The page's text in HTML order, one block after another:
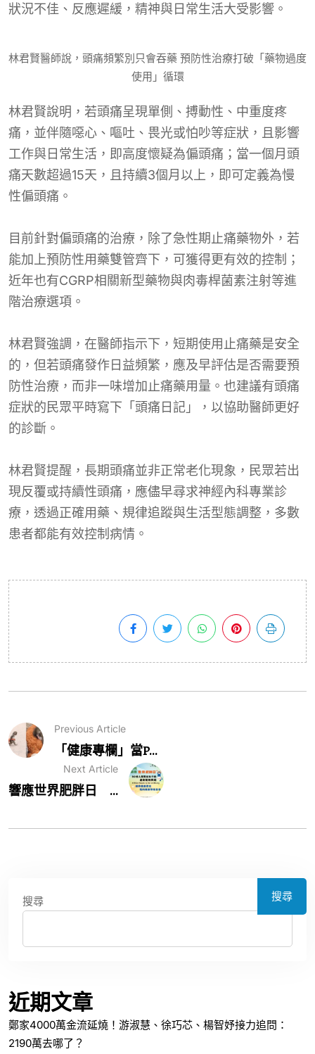
狀況不佳、反應遲緩，精神與日常生活大受影響。
林君賢醫師說，頭痛頻繁別只會吞藥 預防性治療打破「藥物過度
使用」循環
林君賢說明，若頭痛呈現單側、搏動性、中重度疼
痛，並伴隨噁心、嘔吐、畏光或怕吵等症狀，且影響
工作與日常生活，即高度懷疑為偏頭痛；當一個月頭
痛天數超過15天，且持續3個月以上，即可定義為慢
性偏頭痛。
目前針對偏頭痛的治療，除了急性期止痛藥物外，若
能加上預防性用藥雙管齊下，可獲得更有效的控制；
近年也有CGRP相關新型藥物與肉毒桿菌素注射等進
階治療選項。
林君賢強調，在醫師指示下，短期使用止痛藥是安全
的，但若頭痛發作日益頻繁，應及早評估是否需要預
防性治療，而非一味增加止痛藥用量。也建議有頭痛
症狀的民眾平時寫下「頭痛日記」，以協助醫師更好
的診斷。
林君賢提醒，長期頭痛並非正常老化現象，民眾若出
現反覆或持續性頭痛，應儘早尋求神經內科專業診
療，透過正確用藥、規律追蹤與生活型態調整，多數
患者都能有效控制病情。
Previous Article
「健康專欄」當P...
Next Article
響應世界肥胖日 ...
搜尋 搜尋
近期文章
鄭家4000萬金流延燒！游淑慧、徐巧芯、楊智妤接力追問：
2190萬去哪了？